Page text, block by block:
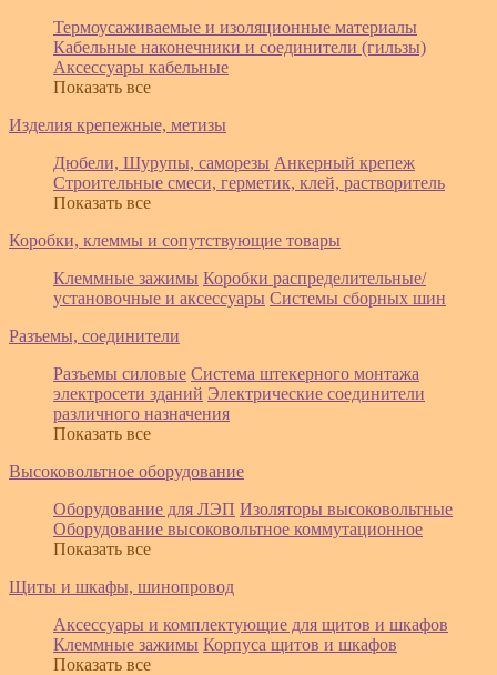
Термоусаживаемые и изоляционные материалы
Кабельные наконечники и соединители (гильзы)
Аксессуары кабельные
Показать все
Изделия крепежные, метизы
Дюбели, Шурупы, саморезы Анкерный крепеж
Строительные смеси, герметик, клей, растворитель
Показать все
Коробки, клеммы и сопутствующие товары
Клеммные зажимы Коробки распределительные/
установочные и аксессуары Системы сборных шин
Разъемы, соединители
Разъемы силовые Система штекерного монтажа
электросети зданий Электрические соединители
различного назначения
Показать все
Высоковольтное оборудование
Оборудование для ЛЭП Изоляторы высоковольтные
Оборудование высоковольтное коммутационное
Показать все
Щиты и шкафы, шинопровод
Аксессуары и комплектующие для щитов и шкафов
Клеммные зажимы Корпуса щитов и шкафов
Показать все